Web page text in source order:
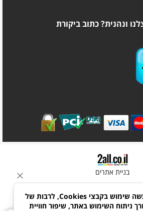
ונהנית? כתוב ביקורת
בניית אתרים
לידיעתך, באתרנו נעשה שימוש בקבצי Cookies, לרבות של
ניתוח השימוש באתר, שיפור חוויית